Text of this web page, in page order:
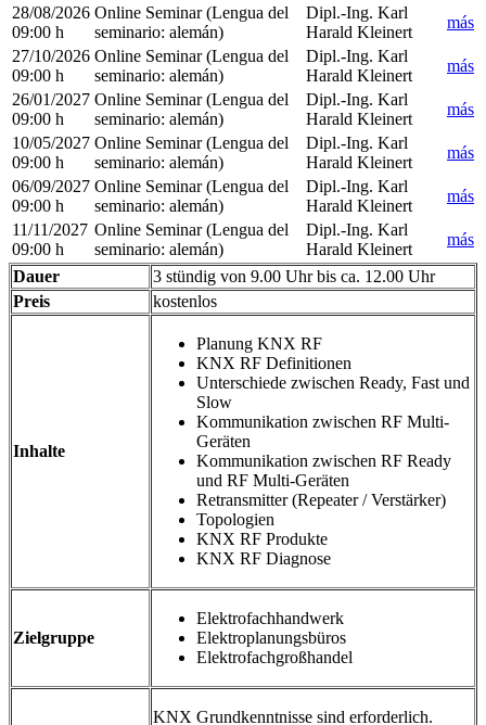
28/08/2026
09:00 h
Online Seminar(Lengua del
seminario: alemán)
Dipl.-Ing. Karl
Harald Kleinert
más
27/10/2026
09:00 h
Online Seminar(Lengua del
seminario: alemán)
Dipl.-Ing. Karl
Harald Kleinert
más
26/01/2027
09:00 h
Online Seminar(Lengua del
seminario: alemán)
Dipl.-Ing. Karl
Harald Kleinert
más
10/05/2027
09:00 h
Online Seminar(Lengua del
seminario: alemán)
Dipl.-Ing. Karl
Harald Kleinert
más
06/09/2027
09:00 h
Online Seminar(Lengua del
seminario: alemán)
Dipl.-Ing. Karl
Harald Kleinert
más
11/11/2027
09:00 h
Online Seminar(Lengua del
seminario: alemán)
Dipl.-Ing. Karl
Harald Kleinert
más
Dauer
3 stündig von 9.00 Uhr bis ca. 12.00 Uhr
Preis
kostenlos
Inhalte
Planung KNX RF
KNX RF Definitionen
Unterschiede zwischen Ready, Fast und
Slow
Kommunikation zwischen RF Multi-
Geräten
Kommunikation zwischen RF Ready
und RF Multi-Geräten
Retransmitter (Repeater / Verstärker)
Topologien
KNX RF Produkte
KNX RF Diagnose
Zielgruppe
Elektrofachhandwerk
Elektroplanungsbüros
Elektrofachgroßhandel
KNX Grundkenntnisse sind erforderlich.